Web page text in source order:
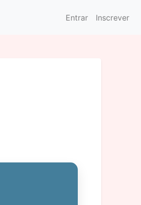
Entrar Inscrever